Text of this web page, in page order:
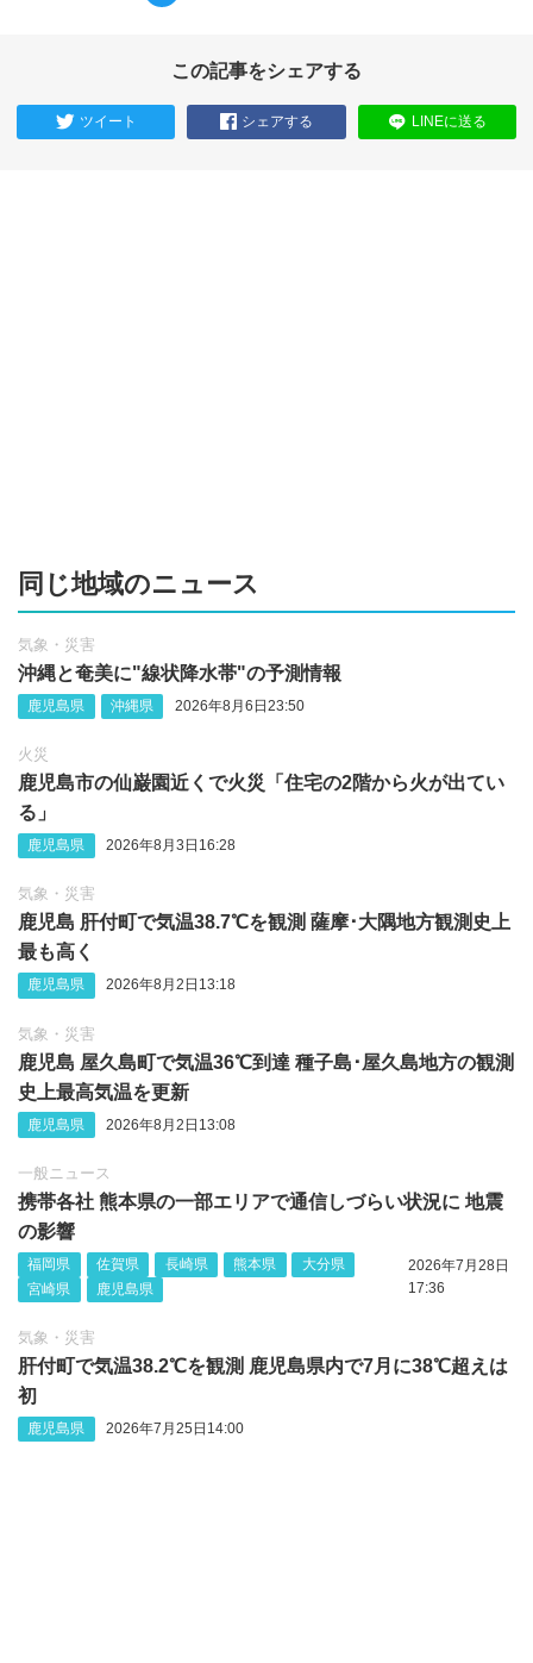
この記事をシェアする
ツイート シェアする LINEに送る
同じ地域のニュース
気象・災害
沖縄‪と奄美に"線状降水帯"の予測情報
鹿児島県 沖縄県 2026年8月6日23:50
火災
鹿児島市の仙巌園近くで火災「住宅の2階から火が出てい
る」
鹿児島県 2026年8月3日16:28
気象・災害
鹿児島 肝付町で気温38.7℃を観測 薩摩･大隅地方観測史上
最も高く
鹿児島県 2026年8月2日13:18
気象・災害
鹿児島 屋久島町で気温36℃到達 種子島･屋久島地方の観測
史上最高気温を更新
鹿児島県 2026年8月2日13:08
一般ニュース
携帯各社 熊本県の一部エリアで通信しづらい状況に 地震
の影響
福岡県 佐賀県 長崎県 熊本県
大分県
宮崎県
鹿児島県
2026年7月28日
17:36
気象・災害
肝付町で気温38.2℃を観測 鹿児島県内で7月に38℃超えは
初
鹿児島県 2026年7月25日14:00